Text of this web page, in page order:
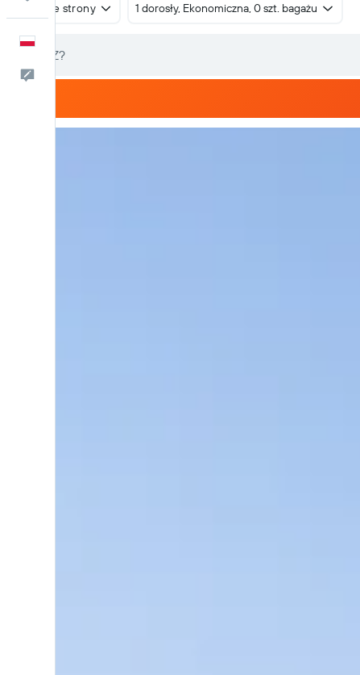
W obie strony 1 dorosły, Ekonomiczna, 0 szt. bagażu